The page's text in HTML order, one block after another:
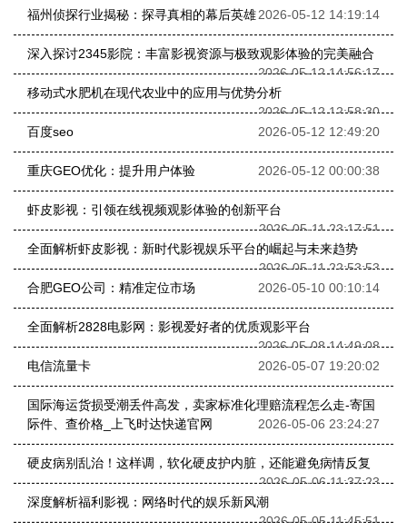
福州侦探行业揭秘：探寻真相的幕后英雄2026-05-12 14:19:14
深入探讨2345影院：丰富影视资源与极致观影体验的完美融合
2026-05-12 14:56:17
移动式水肥机在现代农业中的应用与优势分析
2026-05-12 12:58:30
百度seo
2026-05-12 12:49:20
重庆GEO优化：提升用户体验 2026-05-12 00:00:38
虾皮影视：引领在线视频观影体验的创新平台
2026-05-11 23:17:51
全面解析虾皮影视：新时代影视娱乐平台的崛起与未来趋势
2026-05-11 22:53:53
合肥GEO公司：精准定位市场
2026-05-10 00:10:14
全面解析2828电影网：影视爱好者的优质观影平台
2026-05-08 14:49:08
电信流量卡
2026-05-07 19:20:02
国际海运货损受潮丢件高发，卖家标准化理赔流程怎么走-寄国
际件、查价格_上飞时达快递官网
2026-05-06 23:24:27
硬皮病别乱治！这样调，软化硬皮护内脏，还能避免病情反复
2026-05-06 11:37:23
深度解析福利影视：网络时代的娱乐新风潮
2026-05-05 11:45:51